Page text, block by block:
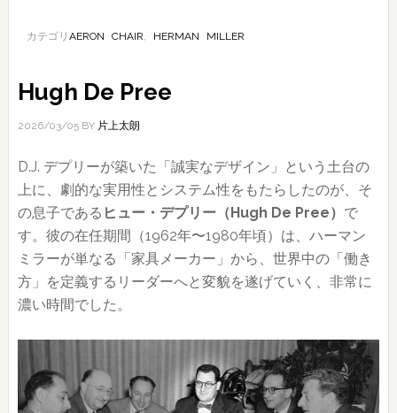
カテゴリ AERON CHAIR HERMAN MILLER
Hugh De Pree
2026/03/05BY 片上太朗
D.J. デプリーが築いた「誠実なデザイン」という土台の
上に、劇的な実用性とシステム性をもたらしたのが、そ
の息子である ヒュー・デプリー（Hugh De Pree） で
す。彼の在任期間（1962年〜1980年頃）は、ハーマン
ミラーが単なる「家具メーカー」から、世界中の「働き
方」を定義するリーダーへと変貌を遂げていく、非常に
濃い時間でした。